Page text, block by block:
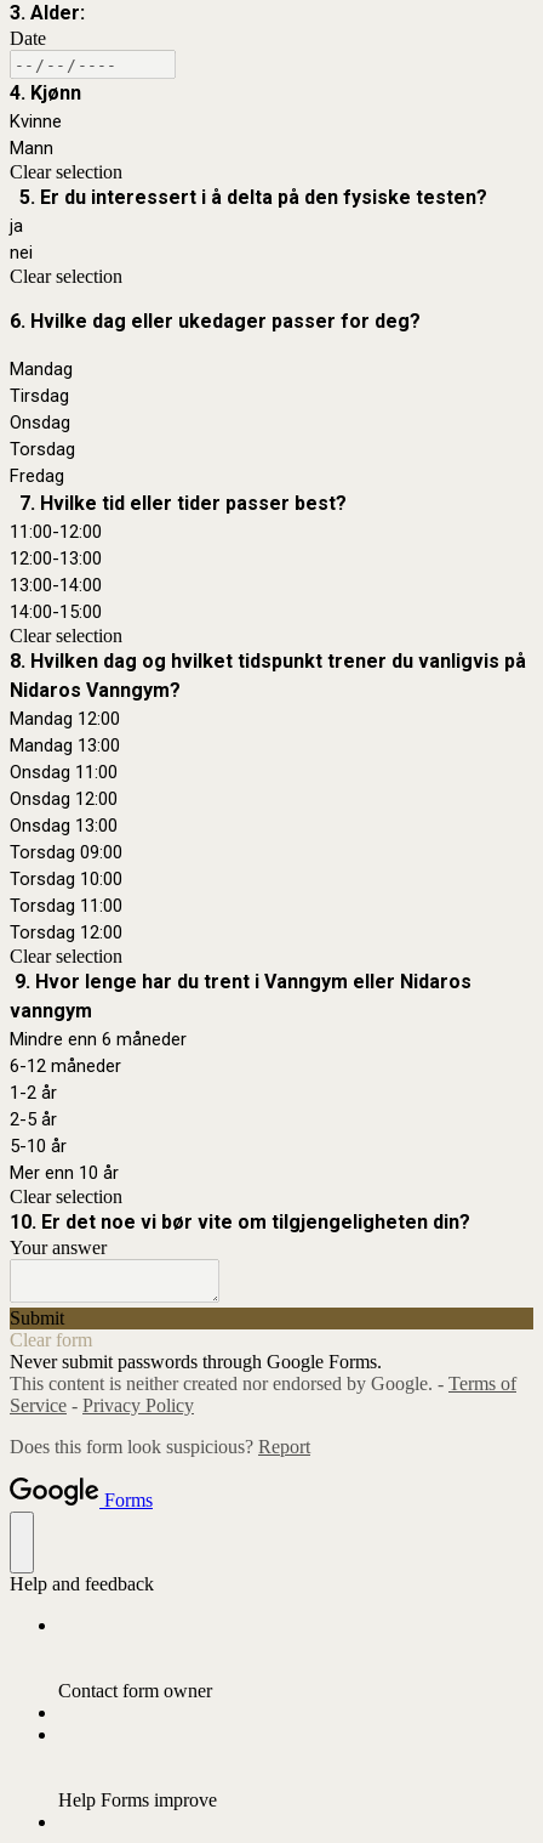
3. Alder:
Date
4. Kjønn
Kvinne
Mann
Clear selection
5. Er du interessert i å delta på den fysiske testen?
ja
nei
Clear selection
6. Hvilke dag eller ukedager passer for deg?
Mandag
Tirsdag
Onsdag
Torsdag
Fredag
7. Hvilke tid eller tider passer best?
11:00-12:00
12:00-13:00
13:00-14:00
14:00-15:00
Clear selection
8. Hvilken dag og hvilket tidspunkt trener du vanligvis på
Nidaros Vanngym?
Mandag 12:00
Mandag 13:00
Onsdag 11:00
Onsdag 12:00
Onsdag 13:00
Torsdag 09:00
Torsdag 10:00
Torsdag 11:00
Torsdag 12:00
Clear selection
9. Hvor lenge har du trent i Vanngym eller Nidaros
vanngym
Mindre enn 6 måneder
6-12 måneder
1-2 år
2-5 år
5-10 år
Mer enn 10 år
Clear selection
10. Er det noe vi bør vite om tilgjengeligheten din?
Your answer
Submit
Clear form
Never submit passwords through Google Forms.
This content is neither created nor endorsed by Google. - Terms of
Service - Privacy Policy
Does this form look suspicious? Report
Forms
Help and feedback
Contact form owner
Help Forms improve